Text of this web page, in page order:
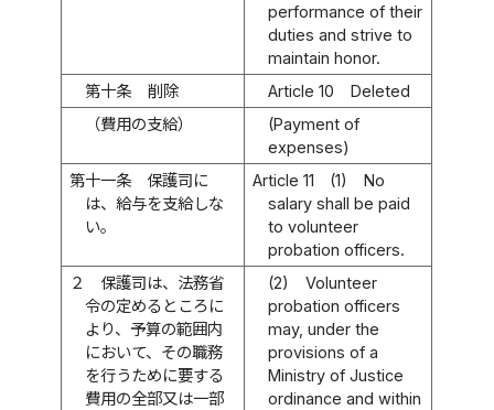
performance of their
duties and strive to
maintain honor.
第十条
削除 Article 10
Deleted
（費用の支給）
(Payment of
expenses)
第十一条
保護司に
は、給与を支給しな
い。
Article 11 (1)
No
salary shall be paid
to volunteer
probation officers.
２
保護司は、法務省
令の定めるところに
より、予算の範囲内
において、その職務
を行うために要する
費用の全部又は一部
(2)
Volunteer
probation officers
may, under the
provisions of a
Ministry of Justice
ordinance and within